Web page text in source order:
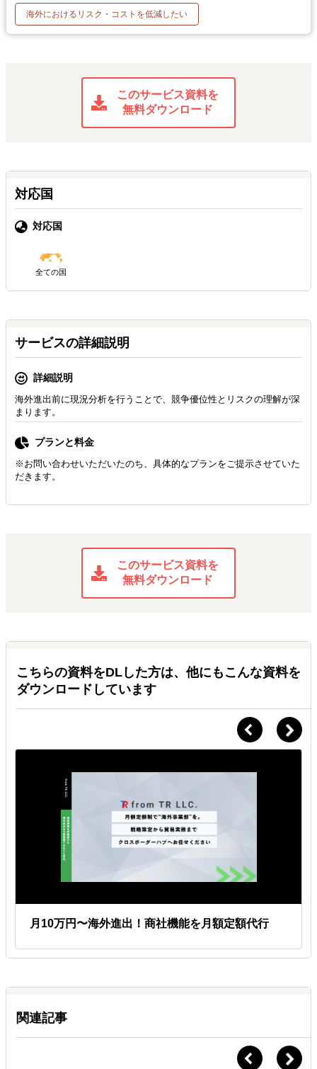
海外におけるリスク・コストを低減したい
このサービス資料を
無料ダウンロード
対応国
対応国
全ての国
サービスの詳細説明
詳細説明
海外進出前に現況分析を行うことで、競争優位性とリスクの理解が深
まります。
プランと料金
※お問い合わせいただいたのち、具体的なプランをご提示させていた
だきます。
このサービス資料を
無料ダウンロード
こちらの資料をDLした方は、他にもこんな資料を
ダウンロードしています
月10万円〜海外進出！商社機能を月額定額代行
関連記事